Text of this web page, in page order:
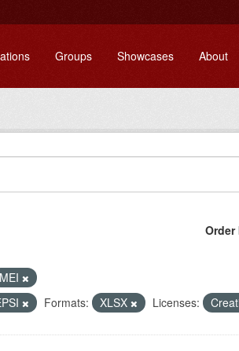
Groups Showcases About
Order
MEI
Formats: XLSX Licenses: